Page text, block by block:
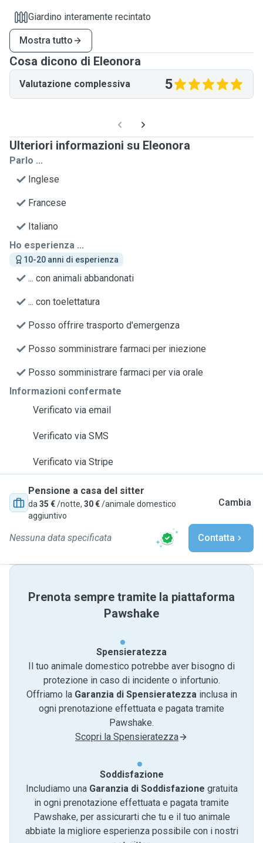
Giardino interamente recintato
Mostra tutto
Cosa dicono di Eleonora
Valutazione complessiva 5
Ulteriori informazioni su Eleonora
Parlo ...
Inglese
Francese
Italiano
Ho esperienza ...
10-20 anni di esperienza
... con animali abbandonati
... con toelettatura
Posso offrire trasporto d'emergenza
Posso somministrare farmaci per iniezione
Posso somministrare farmaci per via orale
Informazioni confermate
Verificato via email
Verificato via SMS
Verificato via Stripe
Pensione a casa del sitter
da 35 €/notte, 30 €/animale domestico
aggiuntivo
Cambia
Nessuna data specificata Contatta
Prenota sempre tramite la piattaforma
Pawshake
Spensieratezza
Il tuo animale domestico potrebbe aver bisogno di
protezione in caso di incidente o infortunio.
Offriamo la Garanzia di Spensieratezzainclusa in
ogni prenotazione effettuata e pagata tramite
Pawshake.
Scopri la Spensieratezza
Soddisfazione
Includiamo una Garanzia di Soddisfazione gratuita
in ogni prenotazione effettuata e pagata tramite
Pawshake, per assicurarti che tu e il tuo animale
abbiate la migliore esperienza possibile con i nostri